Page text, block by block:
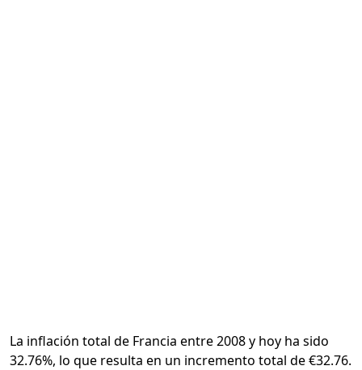
La inflación total de Francia entre 2008 y hoy ha sido
32.76%, lo que resulta en un incremento total de €32.76.